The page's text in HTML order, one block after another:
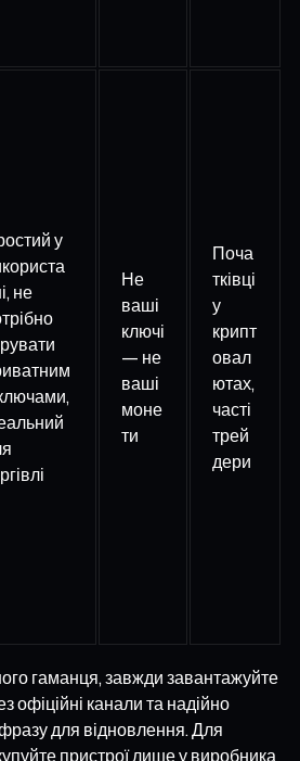
у
не
Не
ваші
ключі
— не
ваші
моне
ти
Поча
тківці
у
крипт
овал
ютах,
часті
трей
дери
гаманця, завжди завантажуйте
офіційні канали та надійно
для відновлення. Для
пристрої лише у виробника